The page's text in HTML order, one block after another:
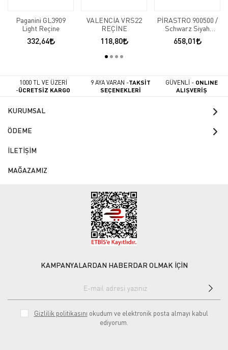
Paganini GL3909
Light Reçine
332,64
VALENCİA VRS22
REÇİNE
118,80
PİRASTRO 900500 /
Schwarz Siyah
Reçine
658,01
1000 TL VE ÜZERİ
-ÜCRETSİZ KARGO
9 AYA VARAN -TAKSİT
SEÇENEKLERİ
GÜVENLİ - ONLINE
ALIŞVERİŞ
KURUMSAL
ÖDEME
İLETİŞİM
MAĞAZAMIZ
KAMPANYALARDAN HABERDAR OLMAK İÇİN
Gizlilik politikasını okudum ve elektronik posta almayı kabul
ediyorum.